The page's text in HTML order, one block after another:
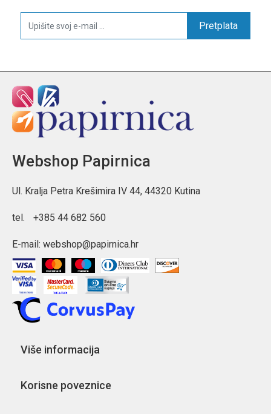
Pretplata
Webshop Papirnica
Ul. Kralja Petra Krešimira IV 44, 44320 Kutina
tel. +385 44 682 560
E-mail: webshop@papirnica.hr
Više informacija
Korisne poveznice